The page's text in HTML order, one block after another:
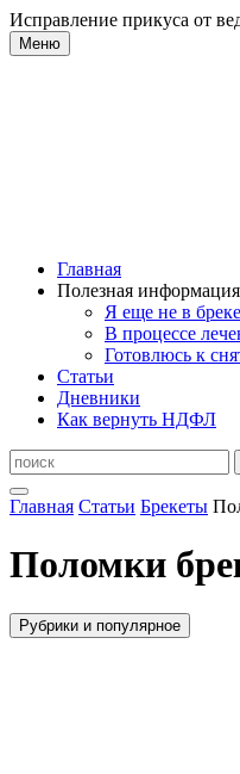
Исправление прикуса от
Меню
Главная
Полезная информация
Я еще не в
В процессе
Готовлюсь к
Статьи
Дневники
Как вернуть НДФЛ
Главная Статьи Брекеты
Поломки
Рубрики и популярное